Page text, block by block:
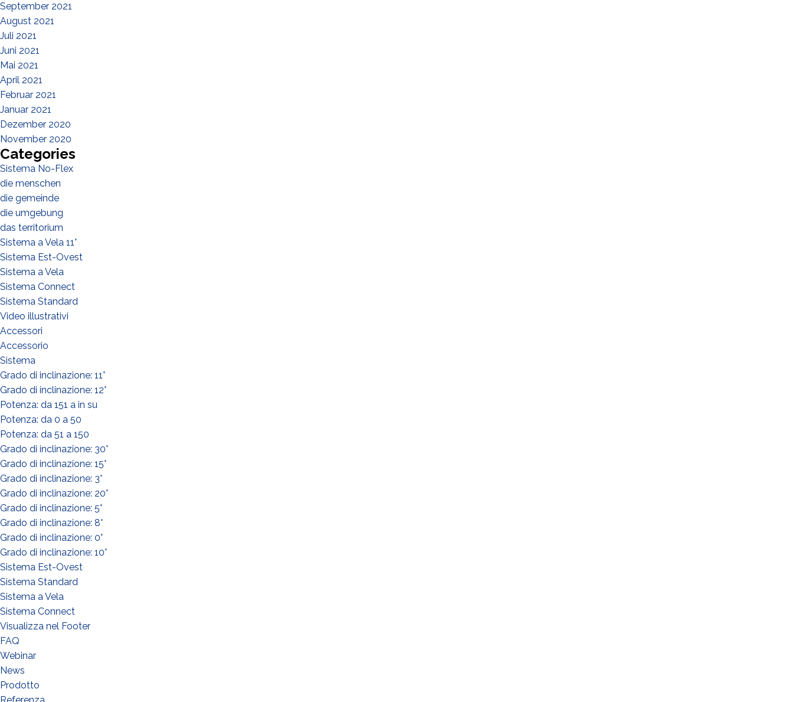
September 2021
August 2021
Juli 2021
Juni 2021
Mai 2021
April 2021
Februar 2021
Januar 2021
Dezember 2020
November 2020
Categories
Sistema No-Flex
die menschen
die gemeinde
die umgebung
das territorium
Sistema a Vela 11°
Sistema Est-Ovest
Sistema a Vela
Sistema Connect
Sistema Standard
Video illustrativi
Accessori
Accessorio
Sistema
Grado di inclinazione: 11°
Grado di inclinazione: 12°
Potenza: da 151 a in su
Potenza: da 0 a 50
Potenza: da 51 a 150
Grado di inclinazione: 30°
Grado di inclinazione: 15°
Grado di inclinazione: 3°
Grado di inclinazione: 20°
Grado di inclinazione: 5°
Grado di inclinazione: 8°
Grado di inclinazione: 0°
Grado di inclinazione: 10°
Sistema Est-Ovest
Sistema Standard
Sistema a Vela
Sistema Connect
Visualizza nel Footer
FAQ
Webinar
News
Prodotto